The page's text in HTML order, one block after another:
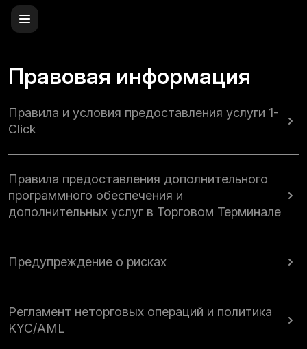
Правовая информация
Правила и условия предоставления услуги 1-
Click
Правила предоставления дополнительного
программного обеспечения и
дополнительных услуг в Торговом Терминале
Предупреждение о рисках
Регламент неторговых операций и политика
KYC/AML